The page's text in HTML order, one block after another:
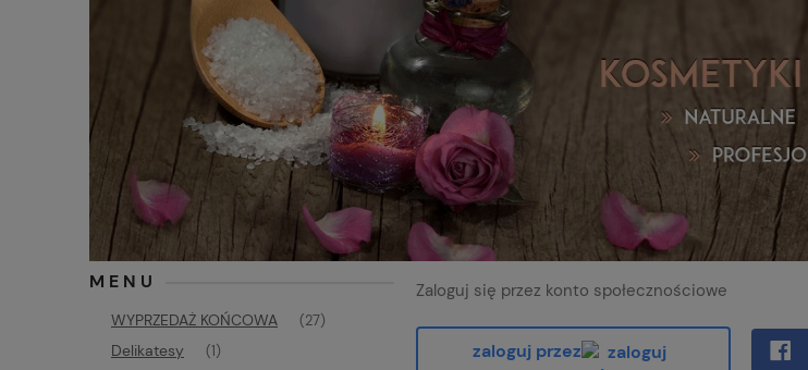
MENU
WYPRZEDAŻ KOŃCOWA (27)
Delikatesy (1)
Zaloguj się przez konto społecznościowe
zaloguj przez